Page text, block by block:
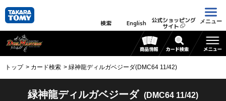
検索 English 公式ショッピング
サイト
メニュー
トップ カード検索 緑神龍ディルガベジーダ(DMC64 11/42)
緑神龍ディルガベジーダ (DMC64 11/42)